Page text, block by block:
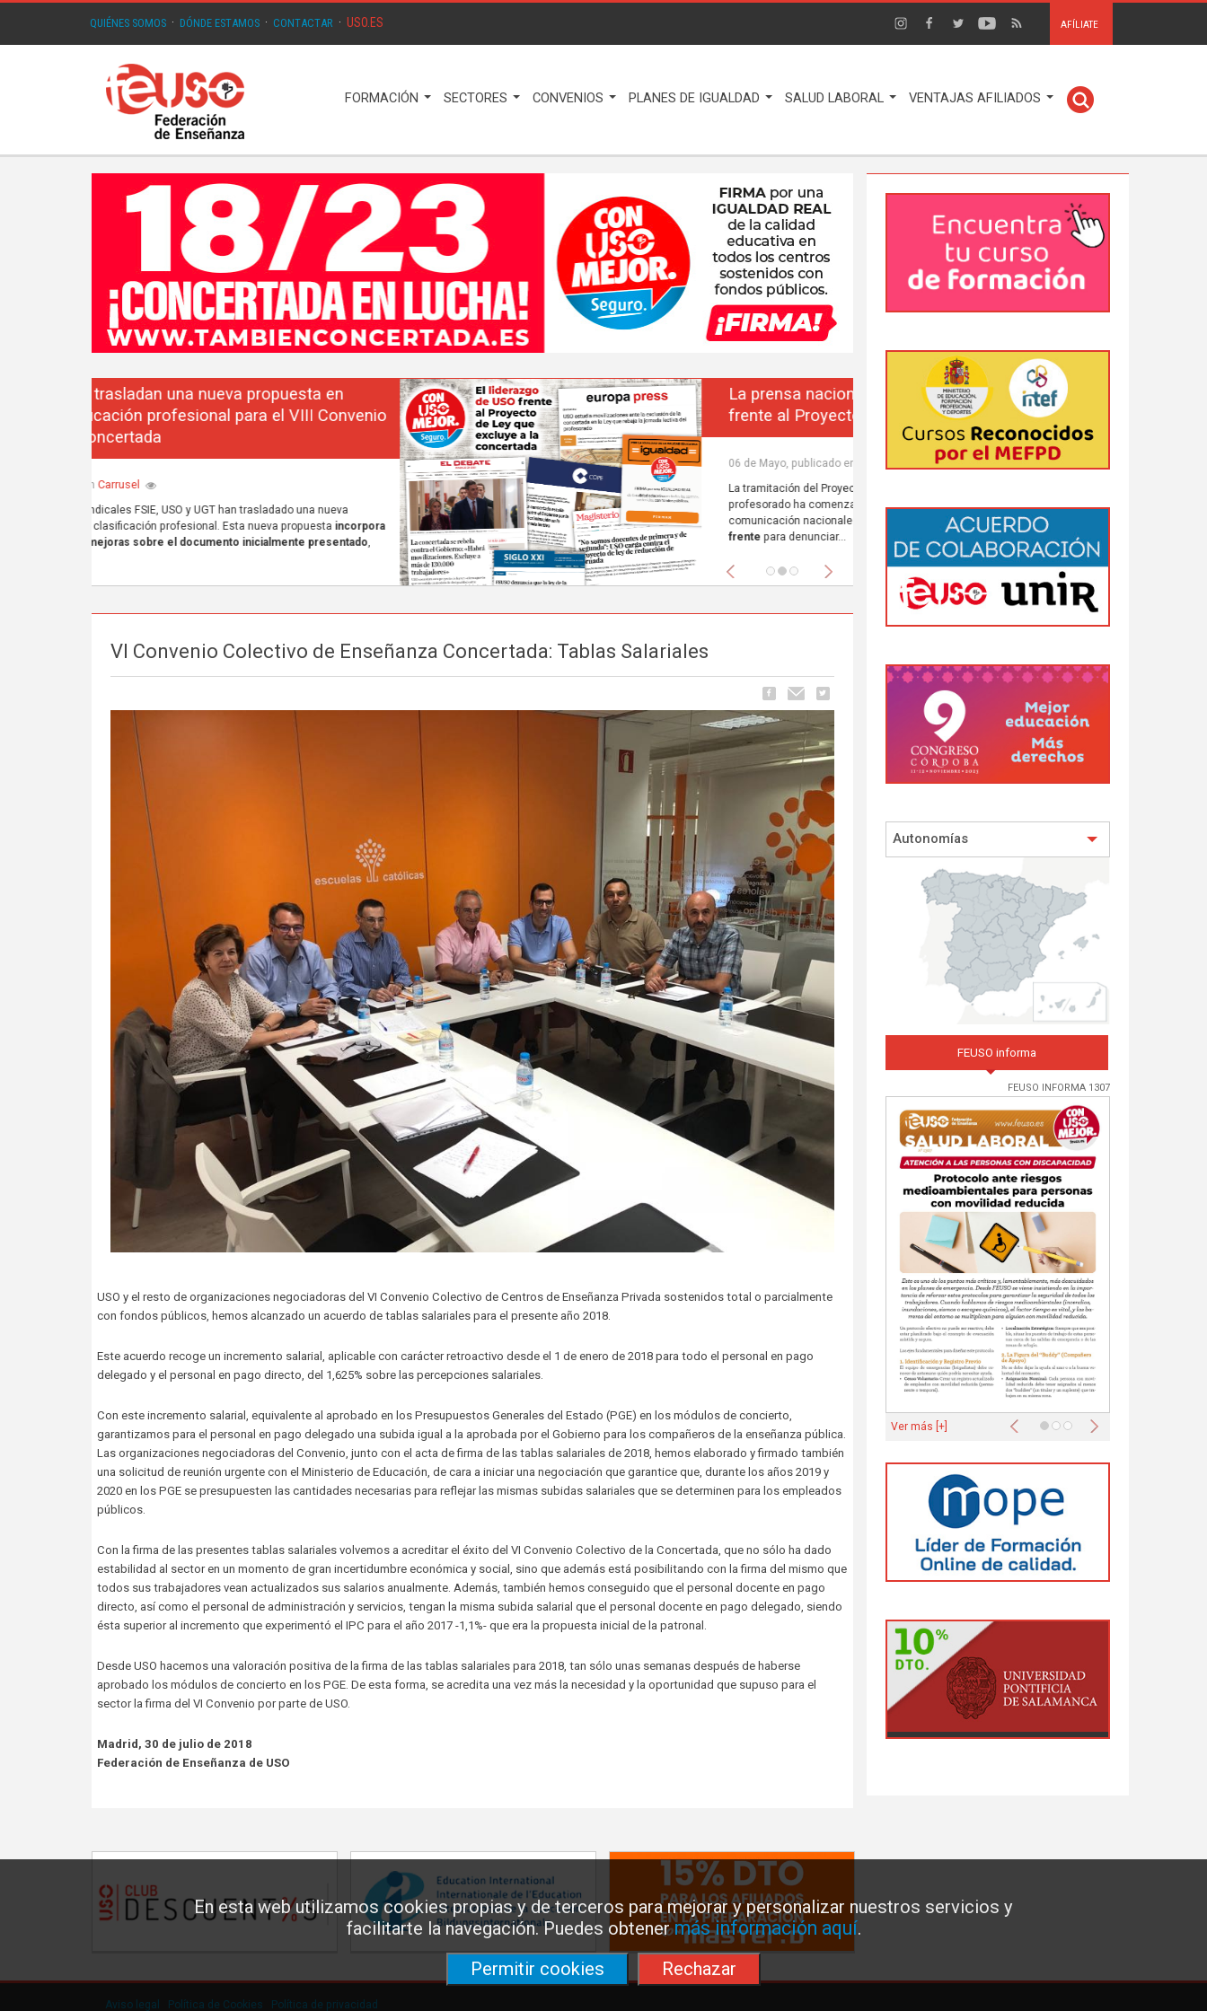
En esta web utilizamos cookies propias y de terceros para mejorar y personalizar nuestros servicios y
facilitarte la navegación. Puedes obtenermás información aquí.
Permitir cookies
Rechazar
QUIÉNES SOMOS · DÓNDE ESTAMOS · CONTACTAR · USO.ES AFÍLIATE
FORMACIÓN SECTORES CONVENIOS PLANES DE IGUALDAD SALUD LABORAL VENTAJAS AFILIADOS
La prensa nacional se hace eco del liderazgo de FEUSO
frente al Proyecto de Ley que excluye a la concertada
06 de Mayo, publicado enCarrusel
La tramitación del Proyecto de Ley de reducción de la jornada lectiva del
profesorado ha comenzado a ocupar espacio en los principales medios de
comunicación nacionales.FEUSO ha sido el primer sindicato en dar un paso al
frente
para denunciar...
Anterior Siguiente
VI Convenio Colectivo de Enseñanza Concertada: Tablas Salariales
USO y el resto de organizaciones negociadoras del VI Convenio Colectivo de Centros de Enseñanza Privada sostenidos total o parcialmente
con fondos públicos, hemos alcanzado un acuerdo de tablas salariales para el presente año 2018.
Este acuerdo recoge un incremento salarial, aplicable con carácter retroactivo desde el 1 de enero de 2018 para todo el personal en pago
delegado y el personal en pago directo, del 1,625% sobre las percepciones salariales.
Con este incremento salarial, equivalente al aprobado en los Presupuestos Generales del Estado (PGE) en los módulos de concierto,
garantizamos para el personal en pago delegado una subida igual a la aprobada por el Gobierno para los compañeros de la enseñanza pública.
Las organizaciones negociadoras del Convenio, junto con el acta de firma de las tablas salariales de 2018, hemos elaborado y firmado también
una solicitud de reunión urgente con el Ministerio de Educación, de cara a iniciar una negociación que garantice que, durante los años 2019 y
2020 en los PGE se presupuesten las cantidades necesarias para reflejar las mismas subidas salariales que se determinen para los empleados
públicos.
Con la firma de las presentes tablas salariales volvemos a acreditar el éxito del VI Convenio Colectivo de la Concertada, que no sólo ha dado
estabilidad al sector en un momento de gran incertidumbre económica y social, sino que además está posibilitando con la firma del mismo que
todos sus trabajadores vean actualizados sus salarios anualmente. Además, también hemos conseguido que el personal docente en pago
directo, así como el personal de administración y servicios, tengan la misma subida salarial que el personal docente en pago delegado, siendo
ésta superior al incremento que experimentó el IPC para el año 2017 -1,1%- que era la propuesta inicial de la patronal.
Desde USO hacemos una valoración positiva de la firma de las tablas salariales para 2018, tan sólo unas semanas después de haberse
aprobado los módulos de concierto en los PGE. De esta forma, se acredita una vez más la necesidad y la oportunidad que supuso para el
sector la firma del VI Convenio por parte de USO.
Madrid, 30 de julio de 2018
Federación de Enseñanza de USO
Autonomías
FEUSO informa
FEUSO INFORMA 1307
Anterior Siguiente
Ver más [+]
Aviso legal Política de Cookies Política de privacidad